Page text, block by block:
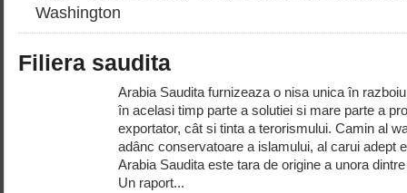
Washington
Filiera saudita
Arabia Saudita furnizeaza o nisa unica în
în acelasi timp parte a solutiei si mare parte a
exportator, cât si tinta a terorismului. Camin al
adânc conservatoare a islamului, al carui adept
Arabia Saudita este tara de origine a unora
Un raport...